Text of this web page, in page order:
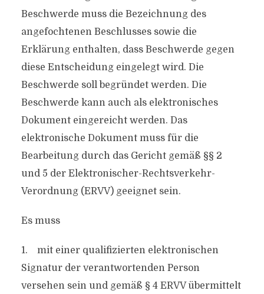
Beschwerde muss die Bezeichnung des
angefochtenen Beschlusses sowie die
Erklärung enthalten, dass Beschwerde gegen
diese Entscheidung eingelegt wird. Die
Beschwerde soll begründet werden. Die
Beschwerde kann auch als elektronisches
Dokument eingereicht werden. Das
elektronische Dokument muss für die
Bearbeitung durch das Gericht gemäß §§ 2
und 5 der Elektronischer-Rechtsverkehr-
Verordnung (ERVV) geeignet sein.
Es muss
1. mit einer qualifizierten elektronischen
Signatur der verantwortenden Person
versehen sein und gemäß § 4 ERVV übermittelt